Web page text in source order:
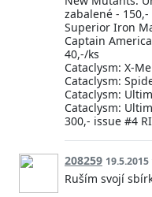
zabalené - 150,-
Superior Iron
Captain
40,-/ks
Cataclysm: X-
Cataclysm:
Cataclysm:
Cataclysm:
300,- issue #4 RI
208259 19.5.2015
Ruším svojí